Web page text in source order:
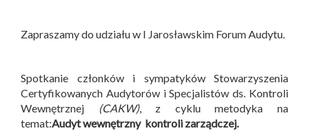
Zapraszamy do udziału w I Jarosławskim Forum Audytu.
Spotkanie członków i sympatyków Stowarzyszenia
Certyfikowanych Audytorów i Specjalistów ds. Kontroli
Wewnętrznej
(CAKW), z cyklu metodyka na
temat:Audyt wewnętrzny kontroli zarządczej.